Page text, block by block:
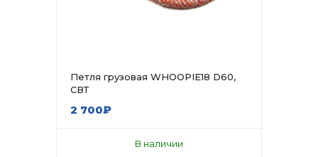
Петля грузовая WHOOPIE18 D60,
СВТ
2 700₽
В наличии